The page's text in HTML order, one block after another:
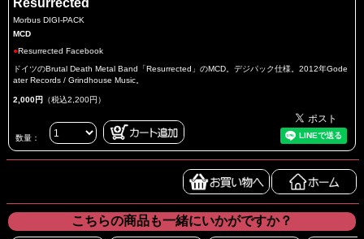
Resurrected
Morbus DIGI-PACK
MCD
●Resurrected Facebook
ドイツのBrutal Death Metal Band「Resurrected」のMCD。デジパック仕様。2012年Gode
ater Records / Grindhouse Music。
2,000円 （税込2,200円）
数量：
こちらの商品も一緒にいかがですか？